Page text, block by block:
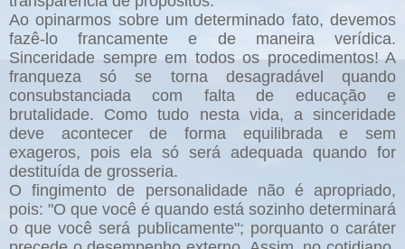
Ao opinarmos sobre um determinado fato, devemos
fazê-lo francamente e de maneira verídica.
Sinceridade sempre em todos os procedimentos! A
franqueza só se torna desagradável quando
consubstanciada com falta de educação e
brutalidade. Como tudo nesta vida, a sinceridade
deve acontecer de forma equilibrada e sem
exageros, pois ela só será adequada quando for
destituída de grosseria.
O fingimento de personalidade não é apropriado,
pois: "O que você é quando está sozinho determinará
o que você será publicamente"; porquanto o caráter